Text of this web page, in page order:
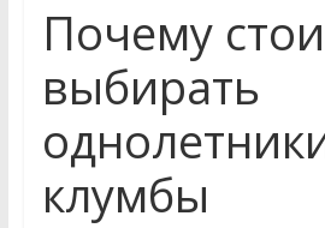
Почему
выбирать
клумбы